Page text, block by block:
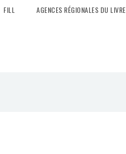
FILL AGENCES RÉGIONALES DU LIVRE